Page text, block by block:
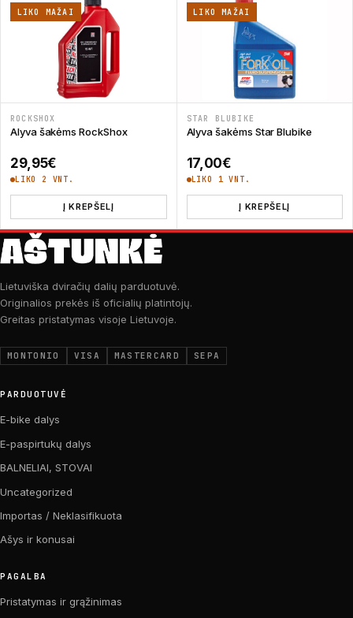
LIKO MAŽAI
ROCKSHOX
Alyva šakėms RockShox
29,95€
LIKO 2 VNT.
Į KREPŠELĮ
LIKO MAŽAI
STAR BLUBIKE
Alyva šakėms Star Blubike
17,00€
LIKO 1 VNT.
Į KREPŠELĮ
Lietuviška dviračių dalių parduotuvė.
Originalios prekės iš oficialių platintojų.
Greitas pristatymas visoje Lietuvoje.
MONTONIO VISA MASTERCARD SEPA
PARDUOTUVĖ
E-bike dalys
E-paspirtukų dalys
BALNELIAI, STOVAI
Uncategorized
Importas / Neklasifikuota
Ašys ir konusai
PAGALBA
Pristatymas ir grąžinimas